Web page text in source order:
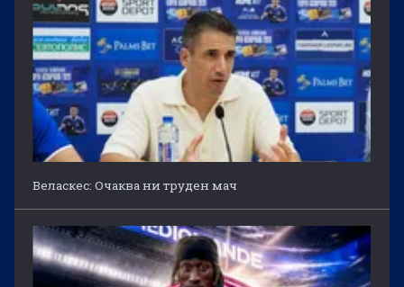
Веласкес: Очаква ни труден мач